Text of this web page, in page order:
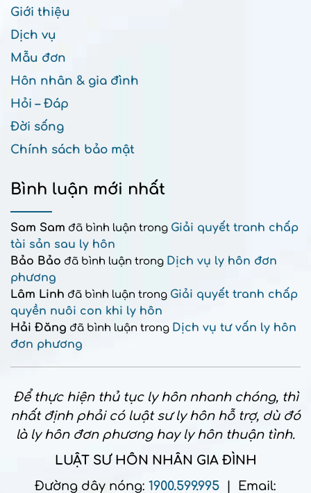
Giới thiệu
Dịch vụ
Mẫu đơn
Hôn nhân & gia đình
Hỏi – Đáp
Đời sống
Chính sách bảo mật
Bình luận mới nhất
Sam Sam đã bình luận trong Giải quyết tranh chấp
tài sản sau ly hôn
Bảo Bảo đã bình luận trong Dịch vụ ly hôn đơn
phương
Lâm Linh đã bình luận trong Giải quyết tranh chấp
quyền nuôi con khi ly hôn
Hải Đăng đã bình luận trong Dịch vụ tư vấn ly hôn
đơn phương
Để thực hiện thủ tục ly hôn nhanh chóng, thì
nhất định phải có luật sư ly hôn hỗ trợ, dù đó
là ly hôn đơn phương hay ly hôn thuận tình.
LUẬT SƯ HÔN NHÂN GIA ĐÌNH
Đường dây nóng: 1900.599.995 | Email: